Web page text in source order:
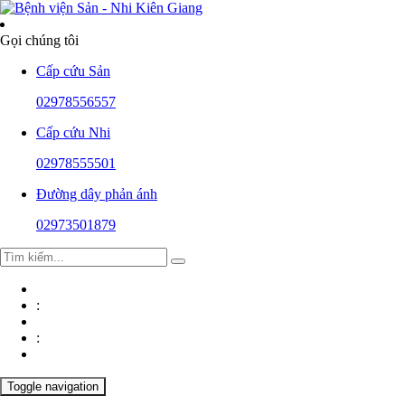
Gọi chúng tôi
Cấp cứu Sản
02978556557
Cấp cứu Nhi
02978555501
Đường dây phản ánh
02973501879
:
:
Toggle navigation
&